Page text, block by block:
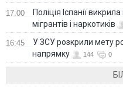
17:00
Поліція Іспанії
мігрантів і наркотиків
16:45
У ЗСУ розкрили мету
напрямку
144 0